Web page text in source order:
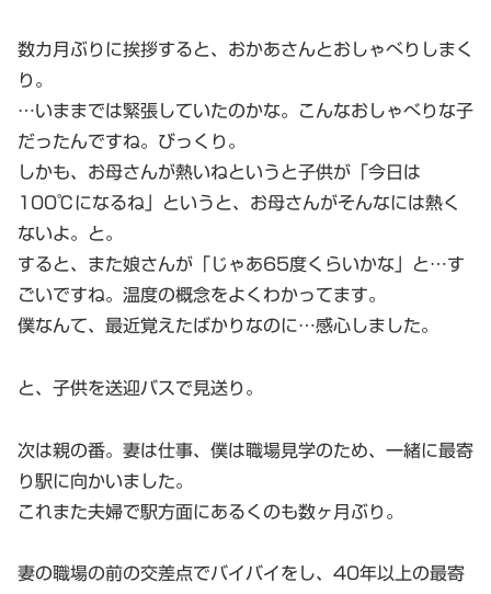
数カ月ぶりに挨拶すると、おかあさんとおしゃべりしまく
り。
…いままでは緊張していたのかな。こんなおしゃべりな子
だったんですね。びっくり。
しかも、お母さんが熱いねというと子供が「今日は
100℃になるね」というと、お母さんがそんなには熱く
ないよ。と。
すると、また娘さんが「じゃあ65度くらいかな」と…す
ごいですね。温度の概念をよくわかってます。
僕なんて、最近覚えたばかりなのに…感心しました。
と、子供を送迎バスで見送り。
次は親の番。妻は仕事、僕は職場見学のため、一緒に最寄
り駅に向かいました。
これまた夫婦で駅方面にあるくのも数ヶ月ぶり。
妻の職場の前の交差点でバイバイをし、40年以上の最寄